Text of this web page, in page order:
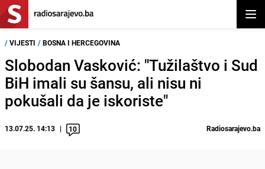
/ VIJESTI / BOSNA I HERCEGOVINA
Slobodan Vasković: "Tužilaštvo i Sud
BiH imali su šansu, ali nisu ni
pokušali da je iskoriste"
13.07.25. 14:13 10 Radiosarajevo.ba